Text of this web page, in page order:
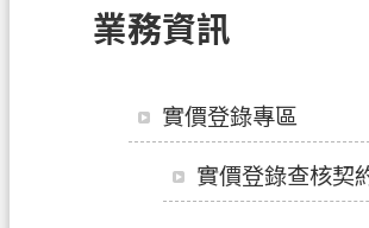
業務資訊
實價登錄專區
實價登錄查核契